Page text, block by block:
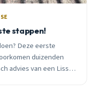
stappen!
Deze eerste
duizenden
advies van een Lisse